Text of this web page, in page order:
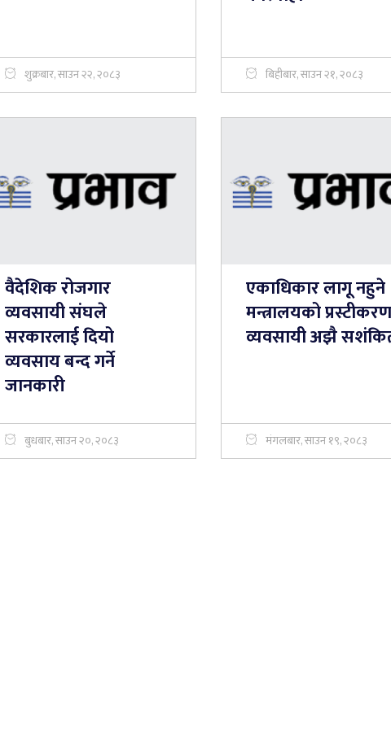
शुक्रबार, साउन २२, २०८३ बिहीबार, साउन २१, २०८३
वैदेशिक रोजगार
व्यवसायी संघले
सरकारलाई दियो
व्यवसाय बन्द गर्ने
जानकारी
बुधबार, साउन २०, २०८३
एकाधिकार लागू नहुने
मन्त्रालयको
व्यवसायी अझै
मंगलबार, साउन १९, २०८३